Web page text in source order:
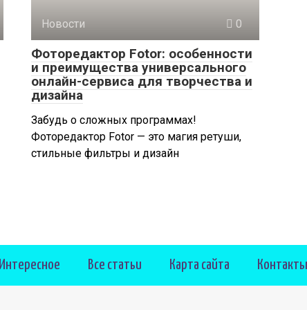
Новости 0
Фоторедактор Fotor: особенности
и преимущества универсального
онлайн-сервиса для творчества и
дизайна
Забудь о сложных программах!
Фоторедактор Fotor — это магия ретуши,
стильные фильтры и дизайн
Интересное Все статьи Карта сайта Контакты